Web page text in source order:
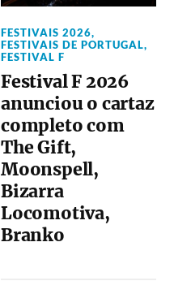
FESTIVAIS 2026,
FESTIVAIS DE PORTUGAL,
FESTIVAL F
Festival F 2026
anunciou o cartaz
completo com
The Gift,
Moonspell,
Bizarra
Locomotiva,
Branko